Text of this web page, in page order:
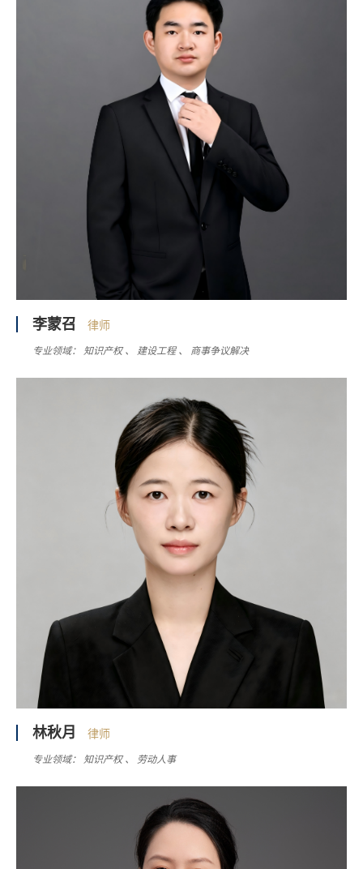
李蒙召 律师
专业领域： 知识产权 建设工程 商事争议解决
林秋月 律师
专业领域： 知识产权 劳动人事